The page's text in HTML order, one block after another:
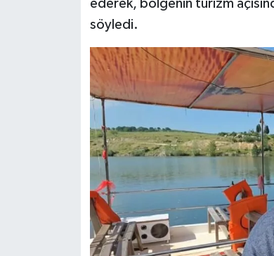
ederek, bölgenin turizm
söyledi.